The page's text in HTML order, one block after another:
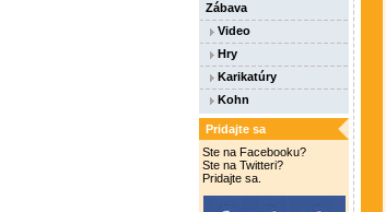
Zábava
Video
Hry
Karikatúry
Kohn
Pridajte sa
Ste na Facebooku?
Ste na Twitteri?
Pridajte sa.